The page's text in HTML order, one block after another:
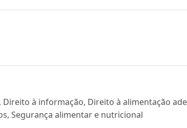
à informação, Direito à alimentação
Segurança alimentar e nutricional